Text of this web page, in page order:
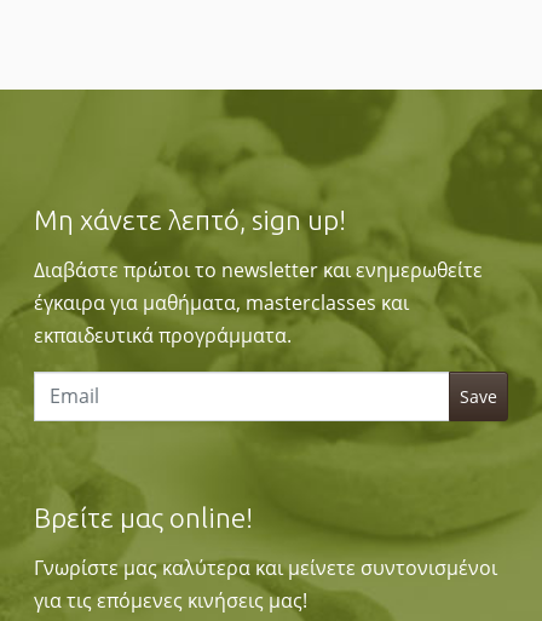
Μη χάνετε λεπτό, sign up!
Διαβάστε πρώτοι το newsletter και ενημερωθείτε
έγκαιρα για μαθήματα, masterclasses και
εκπαιδευτικά προγράμματα.
Βρείτε μας online!
Γνωρίστε μας καλύτερα και μείνετε συντονισμένοι
για τις επόμενες κινήσεις μας!